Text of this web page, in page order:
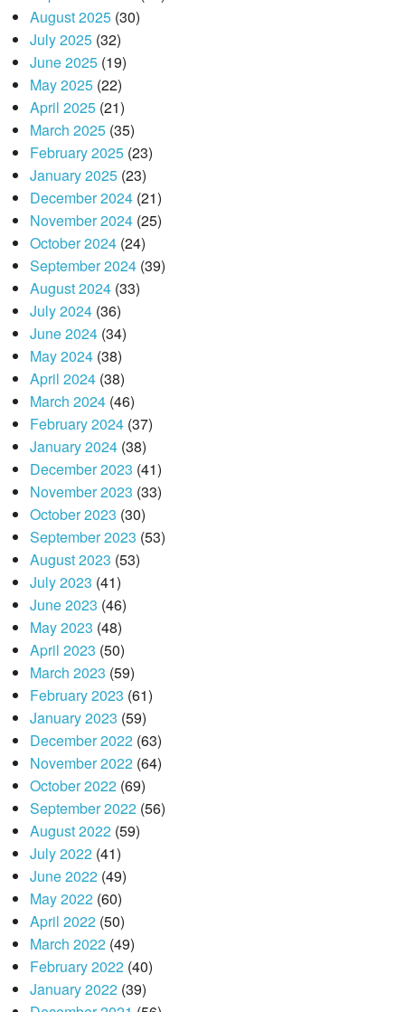
August 2025(30)
July 2025(32)
June 2025(19)
May 2025(22)
April 2025(21)
March 2025(35)
February 2025(23)
January 2025(23)
December 2024(21)
November 2024(25)
October 2024(24)
September 2024(39)
August 2024(33)
July 2024(36)
June 2024(34)
May 2024(38)
April 2024(38)
March 2024(46)
February 2024(37)
January 2024(38)
December 2023 (41)
November 2023 (33)
October 2023 (30)
September 2023 (53)
August 2023 (53)
July 2023 (41)
June 2023 (46)
May 2023 (48)
April 2023 (50)
March 2023 (59)
February 2023 (61)
January 2023 (59)
December 2022(63)
November 2022(64)
October 2022(69)
September 2022(56)
August 2022(59)
July 2022(41)
June 2022(49)
May 2022(60)
April 2022(50)
March 2022(49)
February 2022(40)
January 2022(39)